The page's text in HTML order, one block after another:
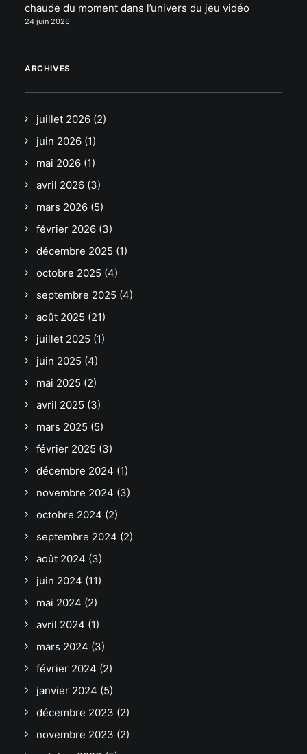
chaude du moment dans l’univers du jeu vidéo
24 juin 2026
ARCHIVES
juillet 2026 (2)
juin 2026 (1)
mai 2026 (1)
avril 2026 (3)
mars 2026 (5)
février 2026 (3)
décembre 2025 (1)
octobre 2025 (4)
septembre 2025 (4)
août 2025 (21)
juillet 2025 (1)
juin 2025 (4)
mai 2025 (2)
avril 2025 (3)
mars 2025 (5)
février 2025 (3)
décembre 2024 (1)
novembre 2024 (3)
octobre 2024 (2)
septembre 2024 (2)
août 2024 (3)
juin 2024 (11)
mai 2024 (2)
avril 2024 (1)
mars 2024 (3)
février 2024 (2)
janvier 2024 (5)
décembre 2023 (2)
novembre 2023 (2)